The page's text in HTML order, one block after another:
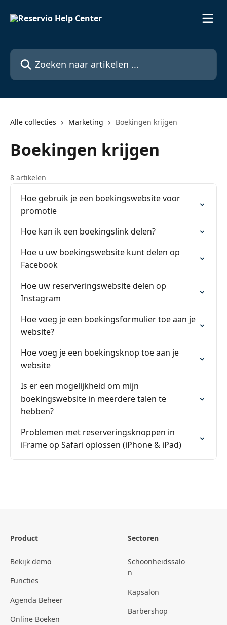
Zoeken naar artikelen ...
Alle collecties Marketing Boekingen krijgen
Boekingen krijgen
8 artikelen
Hoe gebruik je een boekingswebsite voor
promotie
Hoe kan ik een boekingslink delen?
Hoe u uw boekingswebsite kunt delen op
Facebook
Hoe uw reserveringswebsite delen op
Instagram
Hoe voeg je een boekingsformulier toe aan je
website?
Hoe voeg je een boekingsknop toe aan je
website
Is er een mogelijkheid om mijn
boekingswebsite in meerdere talen te
hebben?
Problemen met reserveringsknoppen in
iFrame op Safari oplossen (iPhone & iPad)
Product
Bekijk demo
Functies
Agenda Beheer
Online Boeken
Sectoren
Schoonheidssalo
n
Kapsalon
Barbershop